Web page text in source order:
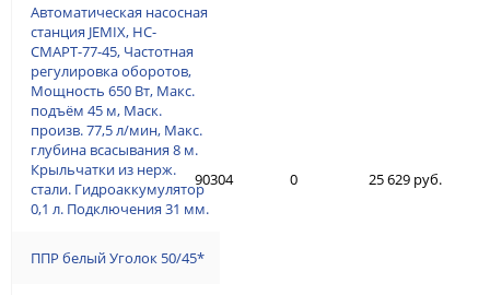
Автоматическая насосная
станция JEMIX, НС-
СМАРТ-77-45, Частотная
регулировка оборотов,
Мощность 650 Вт, Макс.
подъём 45 м, Маск.
произв. 77,5 л/мин, Макс.
глубина всасывания 8 м.
Крыльчатки из нерж.
стали. Гидроаккумулятор
0,1 л. Подключения 31 мм.
ППР белый Уголок 50/45*
90304 0 25 629 руб.